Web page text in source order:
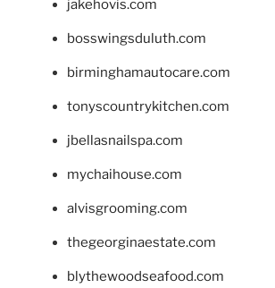
jakehovis.com
bosswingsduluth.com
birminghamautocare.com
tonyscountrykitchen.com
jbellasnailspa.com
mychaihouse.com
alvisgrooming.com
thegeorginaestate.com
blythewoodseafood.com